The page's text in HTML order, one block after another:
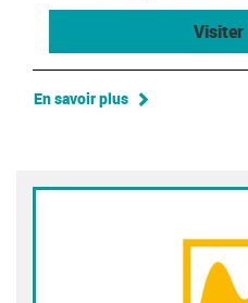
Visiter
En savoir plus